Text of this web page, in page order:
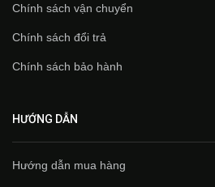
Chính sách vận chuyển
Chính sách đổi trả
Chính sách bảo hành
HƯỚNG DẪN
Hướng dẫn mua hàng